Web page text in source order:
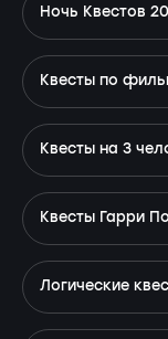
Ночь Квестов
Квесты по
Квесты на 3
Квесты Гарри
Логические